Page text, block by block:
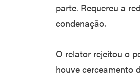
parte. Requereu a
condenação.
O relator rejeitou o
houve cerceamento